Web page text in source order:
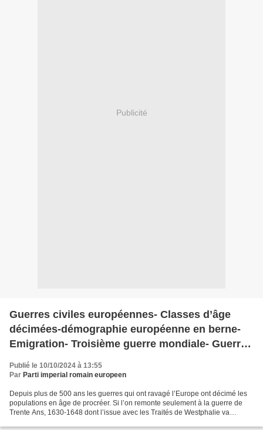
Publicité
Guerres civiles européennes- Classes d’âge
décimées-démographie européenne en berne-
Emigration- Troisième guerre mondiale- Guerre
nucléaire-Mort de la civilisation occidentale.
Гражданские войны в Европе - Третья
мировая война - Ядерная война
Publié le 10/10/2024 à 13:55
Par Parti imperial romain europeen
Depuis plus de 500 ans les guerres qui ont ravagé l’Europe ont décimé les
populations en âge de procréer. Si l’on remonte seulement à la guerre de
Trente Ans, 1630-1648 dont l’issue avec les Traités de Westphalie va